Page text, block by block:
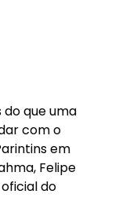
que uma
com o
em
Felipe
do